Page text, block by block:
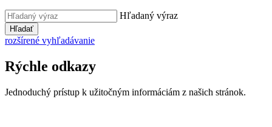
Hľadaný výraz
Hľadať
rozšírené vyhľadávanie
Rýchle odkazy
Jednoduchý prístup k užitočným informáciám z našich stránok.